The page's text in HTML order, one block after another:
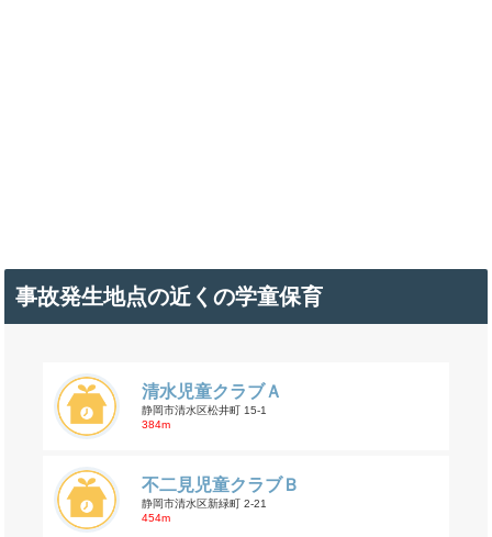
事故発生地点の近くの学童保育
清水児童クラブＡ
静岡市清水区松井町 15-1
384m
不二見児童クラブＢ
静岡市清水区新緑町 2-21
454m